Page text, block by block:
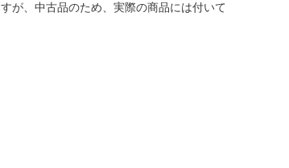
が、中古品のため、実際の商品には付いて